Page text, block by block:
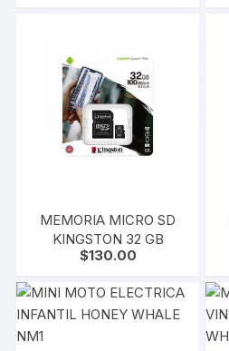
MEMORIA MICRO SD
KINGSTON 32 GB
$130.00